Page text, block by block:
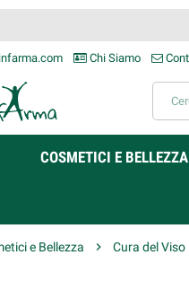
Chi Siamo
COSMETICI E BELLEZZA
e Bellezza chevron_right Cura del Viso